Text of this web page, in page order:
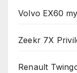
Volvo EX60
Zeekr 7X
Renault